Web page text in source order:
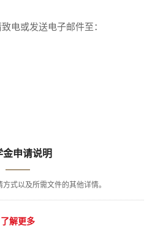
电或发送电子邮件至：
金申请说明
式以及所需文件的其他详情。
了解更多